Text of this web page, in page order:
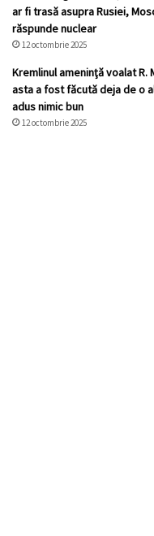
ar fi trasă asupra Rusiei,
răspunde nuclear
12 octombrie 2025
Kremlinul ameninţă voalat R.
asta a fost făcută deja de o
adus nimic bun
12 octombrie 2025